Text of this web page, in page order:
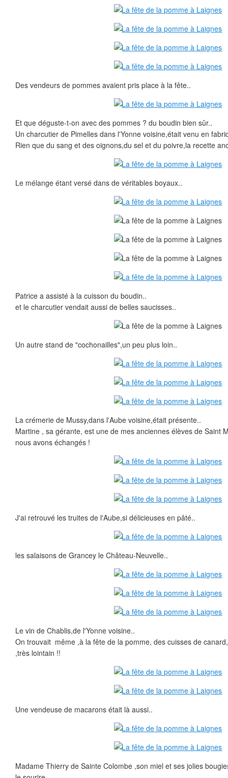
Des vendeurs de pommes avaient pris place à la fête..
Et que déguste-t-on avec des pommes ? du boudin bien sûr..
Un charcutier de Pimelles dans l'Yonne voisine,était venu en
Rien que du sang et des oignons,du sel et du poivre,la recette
Le mélange étant versé dans de véritables boyaux..
Patrice a assisté à la cuisson du boudin..
et le charcutier vendait aussi de belles saucisses..
Un autre stand de "cochonailles",un peu plus loin..
La crémerie de Mussy,dans l'Aube voisine,était présente..
Martine , sa gérante, est une de mes anciennes élèves de Saint
nous avons échangés !
J'ai retrouvé les truites de l'Aube,si délicieuses en pâté..
les salaisons de Grancey le Château-Neuvelle..
Le vin de Chablis,de l'Yonne voisine..
On trouvait même ,à la fête de la pomme, des cuisses de
,très lointain !!
Une vendeuse de macarons était là aussi..
Madame Thierry de Sainte Colombe ,son miel et ses jolies